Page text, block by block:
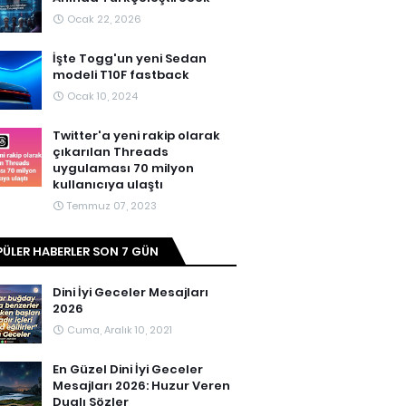
Ocak 22, 2026
İşte Togg'un yeni Sedan
modeli T10F fastback
Ocak 10, 2024
Twitter'a yeni rakip olarak
çıkarılan Threads
uygulaması 70 milyon
kullanıcıya ulaştı
Temmuz 07, 2023
HABERLER SON 7 GÜN
Dini İyi Geceler Mesajları
2026
Cuma, Aralık 10, 2021
En Güzel Dini İyi Geceler
Mesajları 2026: Huzur Veren
Dualı Sözler